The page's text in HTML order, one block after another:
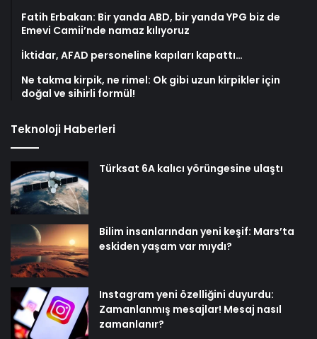
Fatih Erbakan: Bir yanda ABD, bir yanda YPG biz de
Emevi Camii’nde namaz kılıyoruz
İktidar, AFAD personeline kapıları kapattı…
Ne takma kirpik, ne rimel: Ok gibi uzun kirpikler için
doğal ve sihirli formül!
Teknoloji Haberleri
Türksat 6A kalıcı yörüngesine ulaştı
Bilim insanlarından yeni keşif: Mars’ta
eskiden yaşam var mıydı?
Instagram yeni özelliğini duyurdu:
Zamanlanmış mesajlar! Mesaj nasıl
zamanlanır?